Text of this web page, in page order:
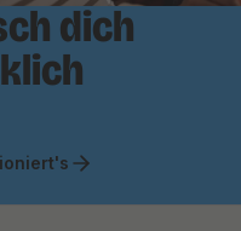
dich